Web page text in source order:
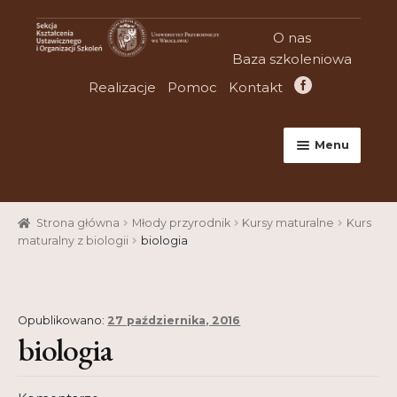
Przejdź
do
Przejdź
do
O nas
Baza szkoleniowa
Realizacje
Pomoc Kontakt
Menu
Strona główna
Aktualności
Cart
Checkout
Strona główna Młody przyrodnik Kursy maturalne
Kurs
maturalny z biologii
biologia
Opublikowano: 27 października, 2016
biologia